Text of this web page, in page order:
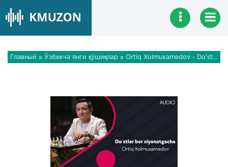
Главный » Ўзбекча янги қўшиқлар » Ortiq Xolmuxamedov - Do'stlar bor xiyonatgacha